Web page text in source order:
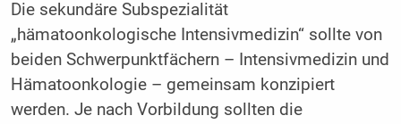
Die sekundäre Subspezialität
„hämatoonkologische Intensivmedizin“ sollte von
beiden Schwerpunktfächern – Intensivmedizin und
Hämatoonkologie – gemeinsam konzipiert
werden. Je nach Vorbildung sollten die